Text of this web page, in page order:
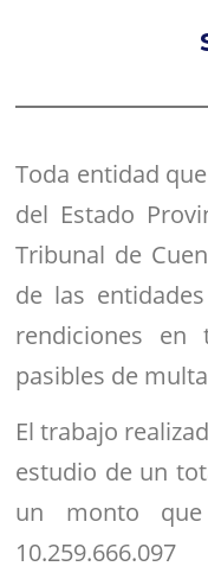
Toda entidad
del Estado
Tribunal de
de las
rendiciones
pasibles de
El trabajo
estudio de un
un monto